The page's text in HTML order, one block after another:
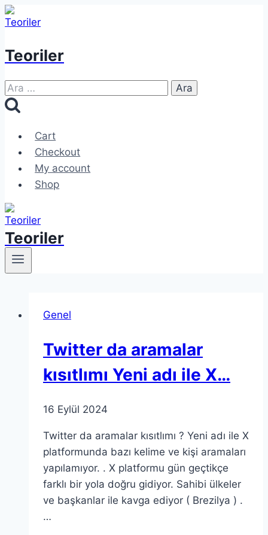
Skip
to
Teoriler
Arama:
Cart
Checkout
My account
Shop
Teoriler
Genel
Twitter da aramalar
kısıtlımı Yeni adı ile X…
16 Eylül 2024
Twitter da aramalar kısıtlımı ? Yeni adı ile X
platformunda bazı kelime ve kişi aramaları
yapılamıyor. . X platformu gün geçtikçe
farklı bir yola doğru gidiyor. Sahibi ülkeler
ve başkanlar ile kavga ediyor ( Brezilya ) .
…